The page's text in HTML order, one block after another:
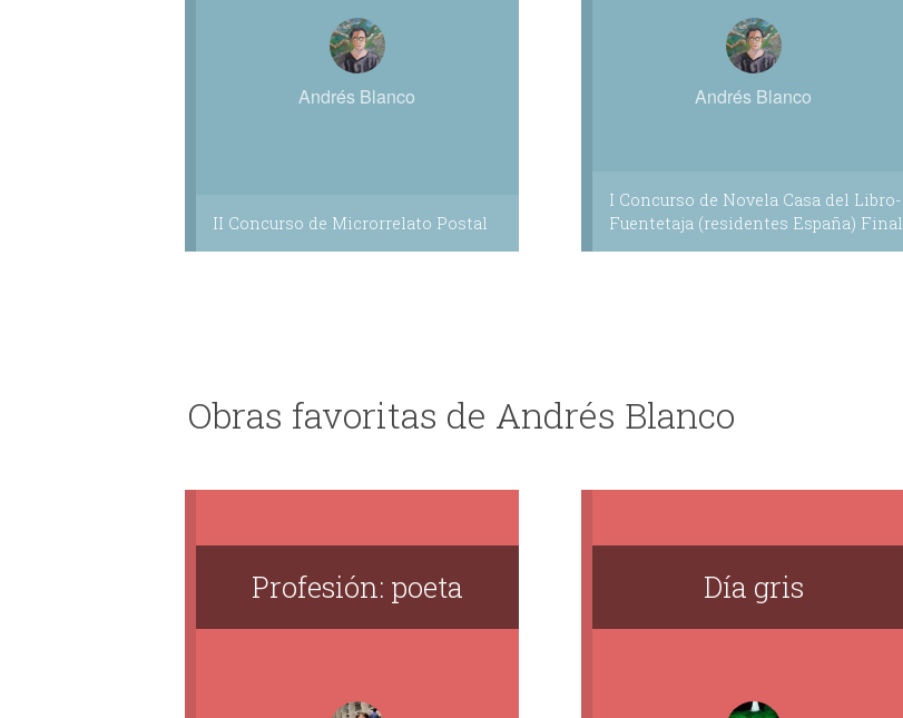
Andrés Blanco
II Concurso de Microrrelato Postal
Andrés Blanco
I Concurso de Novela Casa del Libro-
Fuentetaja (residentes España) Final
Obras favoritas de Andrés Blanco
Profesión: poeta Día gris